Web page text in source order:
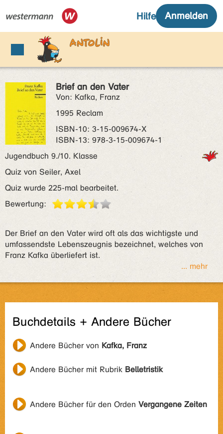
Brief an den Vater
Von: Kafka, Franz
1995 Reclam
ISBN‑10: 3-15-009674-X
ISBN‑13: 978-3-15-009674-1
Jugendbuch 9./10. Klasse
Quiz von Seiler, Axel
Quiz wurde 225-mal bearbeitet.
Bewertung:
Der Brief an den Vater wird oft als das wichtigste und
umfassendste Lebenszeugnis bezeichnet, welches von
Franz Kafka überliefert ist.
... mehr
Buchdetails + Andere Bücher
Andere Bücher von Kafka, Franz
Andere Bücher mit Rubrik Belletristik
Andere Bücher für den Orden Vergangene Zeiten